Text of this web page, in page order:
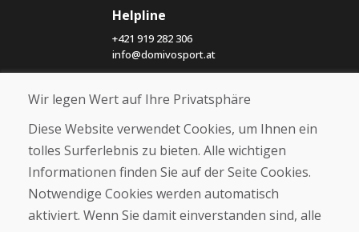
Helpline
+421 919 282 306
info@domivosport.at
Über uns
Über uns
Geschäft
Kontakt
Kaufen
Wir legen Wert auf Ihre Privatsphäre
Diese Website verwendet Cookies, um Ihnen ein
tolles Surferlebnis zu bieten. Alle wichtigen
Informationen finden Sie auf der Seite Cookies.
Notwendige Cookies werden automatisch
aktiviert. Wenn Sie damit einverstanden sind, alle